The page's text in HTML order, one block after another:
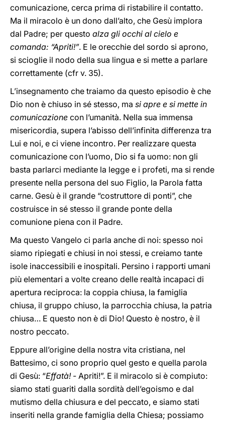
comunicazione, cerca prima di ristabilire il contatto.
Ma il miracolo è un dono dall’alto, che Gesù implora
dal Padre; per questo alza gli occhi al cielo e
comanda: “Apriti!”. E le orecchie del sordo si aprono,
si scioglie il nodo della sua lingua e si mette a parlare
correttamente (cfr v. 35).
L’insegnamento che traiamo da questo episodio è che
Dio non è chiuso in sé stesso, ma si apre e si mette in
comunicazione con l’umanità. Nella sua immensa
misericordia, supera l’abisso dell’infinita differenza tra
Lui e noi, e ci viene incontro. Per realizzare questa
comunicazione con l’uomo, Dio si fa uomo: non gli
basta parlarci mediante la legge e i profeti, ma si rende
presente nella persona del suo Figlio, la Parola fatta
carne. Gesù è il grande “costruttore di ponti”, che
costruisce in sé stesso il grande ponte della
comunione piena con il Padre.
Ma questo Vangelo ci parla anche di noi: spesso noi
siamo ripiegati e chiusi in noi stessi, e creiamo tante
isole inaccessibili e inospitali. Persino i rapporti umani
più elementari a volte creano delle realtà incapaci di
apertura reciproca: la coppia chiusa, la famiglia
chiusa, il gruppo chiuso, la parrocchia chiusa, la patria
chiusa… E questo non è di Dio! Questo è nostro, è il
nostro peccato.
Eppure all’origine della nostra vita cristiana, nel
Battesimo, ci sono proprio quel gesto e quella parola
di Gesù: “Effatà!- Apriti!”. E il miracolo si è compiuto:
siamo stati guariti dalla sordità dell’egoismo e dal
mutismo della chiusura e del peccato, e siamo stati
inseriti nella grande famiglia della Chiesa; possiamo